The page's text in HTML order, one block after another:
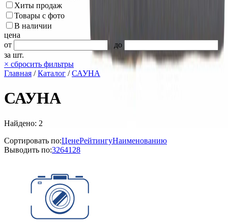
Хиты продаж
Товары с фото
В наличии
цена
от
до
за шт.
× сбросить фильтры
Главная /Каталог /САУНА
САУНА
Найдено: 2
Сортировать по:ЦенеРейтингуНаименованию
Выводить по:3264128